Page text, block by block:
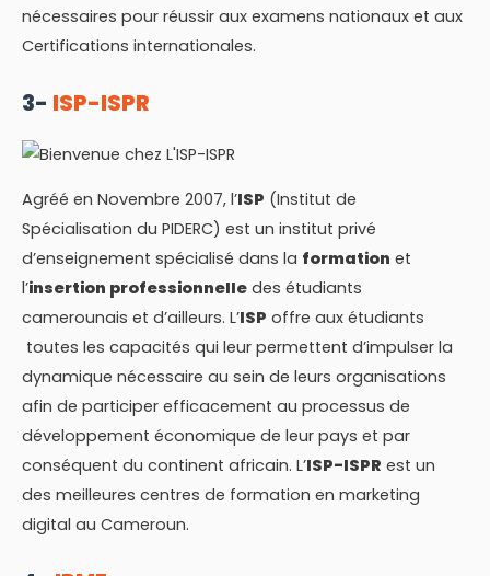
nécessaires pour réussir aux examens nationaux et aux
Certifications internationales.
3- ISP-ISPR
Agréé en Novembre 2007, l’ISP (Institut de
Spécialisation du PIDERC) est un institut privé
d’enseignement spécialisé dans la formation et
l’insertion professionnelle des étudiants
camerounais et d’ailleurs. L’ISP offre aux étudiants
toutes les capacités qui leur permettent d’impulser la
dynamique nécessaire au sein de leurs organisations
afin de participer efficacement au processus de
développement économique de leur pays et par
conséquent du continent africain. L’ISP-ISPR est un
des meilleures centres de formation en marketing
digital au Cameroun.